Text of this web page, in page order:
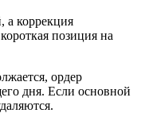
а коррекция
позиция на
ордер
дня. Если основной